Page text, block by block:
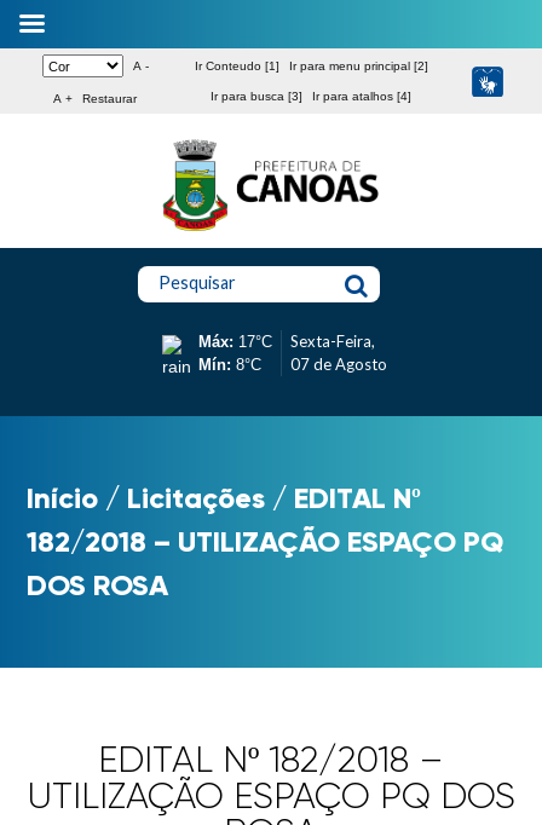
A -
A + Restaurar
Ir Conteudo [1] Ir para menu principal [2]
Ir para busca [3] Ir para atalhos [4]
Pesquisar
Máx: 17°C
Mín: 8°C
Sexta-Feira,
07 de Agosto
Início / Licitações / EDITAL Nº
182/2018 – UTILIZAÇÃO ESPAÇO PQ
DOS ROSA
EDITAL Nº 182/2018 –
UTILIZAÇÃO ESPAÇO PQ DOS